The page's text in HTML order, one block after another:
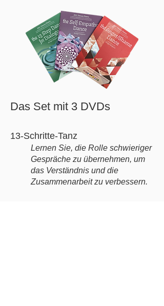
Das Set mit 3 DVDs
13-Schritte-Tanz
Lernen Sie, die Rolle schwieriger
Gespräche zu übernehmen, um
das Verständnis und die
Zusammenarbeit zu verbessern.